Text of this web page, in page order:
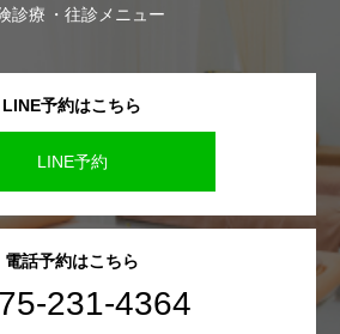
診療
往診メニュー
LINE予約はこちら
LINE予約
電話予約はこちら
231-4364